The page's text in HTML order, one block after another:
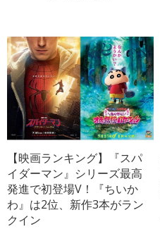
【映画ランキング】『スパ
イダーマン』シリーズ最高
発進で初登場V！『ちいか
わ』は2位、新作3本がラン
クイン